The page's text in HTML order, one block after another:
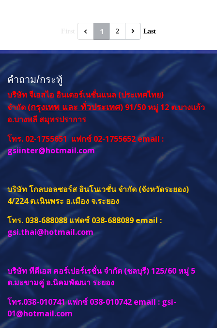
1 2 Last
คำถาม/กระทู้
บริษัท จีเอสไอ อินเตอร์เนชั่นแนล (ประเทศไทย)
จำกัด (กรุงเทพ และ ทั่วประเทศ) 91/50 หมู่ 12 ต.บางแก้ว
อ.บางพลี สมุทรปราการ
โทร. 02-1755651 แฟกซ์ 02-1755652 email :
gsiinter@hotmail.com
บริษัท โกลบอลซอร์ส อินโนเวชั่น จำกัด (จังหวัดระยอง)
4/224 ต.เนินพระ อ.เมือง จ.ระยอง
โทร. 038-688088 แฟดซ์ 038-688089 email :
gsi.thai@hotmail.com
บริษัท ทีดีเอส คอร์เปอร์เรชั่น จำกัด (ชลบุรี) 125/60 หมู่ 5
ต.มะขามคู่ อ.นิคมพัฒนา ระยอง
โทร.038-010741 แฟกซ์ 038-010742 email : gsi-
01@hotmail.com